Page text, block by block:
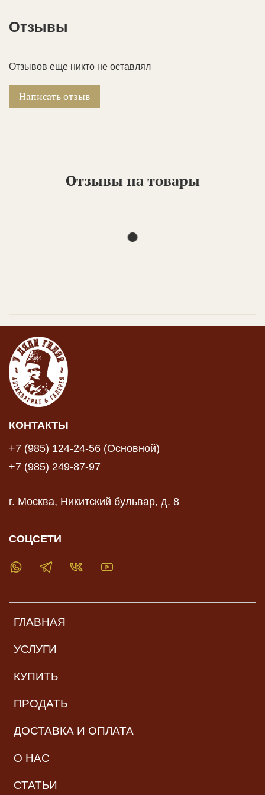
Отзывы
Отзывов еще никто не оставлял
Написать отзыв
Отзывы на товары
ГЛАВНАЯ
УСЛУГИ
КУПИТЬ
ПРОДАТЬ
ДОСТАВКА И ОПЛАТА
О НАС
СТАТЬИ
КОНТАКТЫ
+7 (985) 124-24-56 (Основной)
+7 (985) 249-87-97
г. Москва, Никитский бульвар, д. 8
СОЦСЕТИ